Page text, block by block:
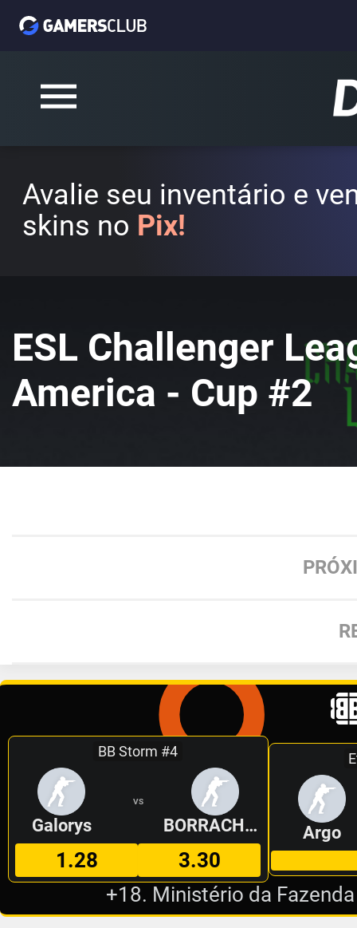
Avalie seu inventário e
skins no Pix!
ESL Challenger
America - Cup #2
BB Storm #4
Galorys
VS
BORRACHEIROS
1.28 3.30
Argo
+18. Ministério da